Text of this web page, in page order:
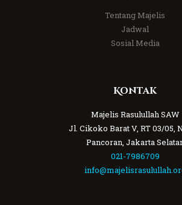
Tentang Majelis
Jadwal
Sosial Media
Kontak
Majelis Rasulullah SAW
Jl. Cikoko Barat V, RT 03/05,
Pancoran, Jakarta
021-7986709